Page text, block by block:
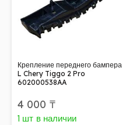
Крепление переднего бампера
L Chery Tiggo 2 Pro
602000538AA
4 000 ₸
1 шт в наличии